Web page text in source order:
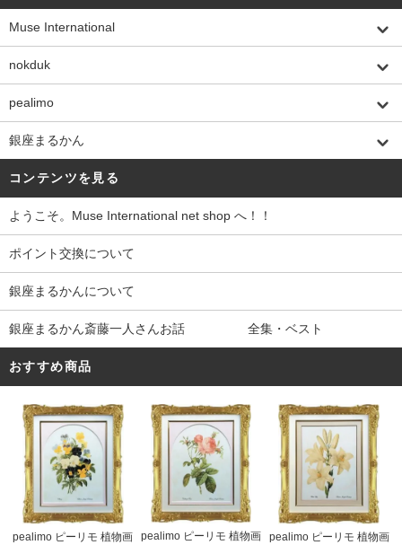
Muse International
nokduk
pealimo
銀座まるかん
コンテンツを見る
ようこそ。Muse International net shop へ！！
ポイント交換について
銀座まるかんについて
銀座まるかん斎藤一人さんお話 全集・ベスト
おすすめ商品
pealimo ピーリモ 植物画
pealimo ピーリモ 植物画
pealimo ピーリモ 植物画